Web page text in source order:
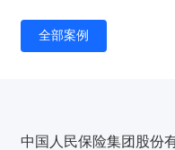
全部案例
中国人民保险集团股份